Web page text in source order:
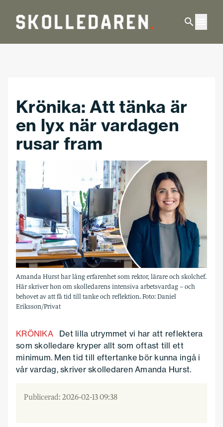
Krönika: Att tänka är
en lyx när vardagen
rusar fram
Amanda Hurst har lång erfarenhet som rektor, lärare och skolchef.
Här skriver hon om skolledarens intensiva arbetsvardag – och
behovet av att få tid till tanke och reflektion. Foto: Daniel
Eriksson/Privat
KRÖNIKA
Det lilla utrymmet vi har att reflektera
som skolledare kryper allt som oftast till ett
minimum. Men tid till eftertanke bör kunna ingå i
vår vardag, skriver skolledaren Amanda Hurst.
Publicerad: 2026-02-13 09:38